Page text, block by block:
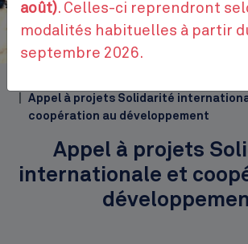
Place Jourdan
Appel à projets Solidarité
coopération au développement
Appel à projets
internationale et
août). Celles-ci reprendront
modalités habituelles à partir
septembre 2026.